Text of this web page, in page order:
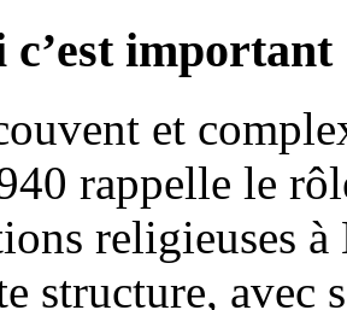
c’est important
et
rappelle le
religieuses
structure,